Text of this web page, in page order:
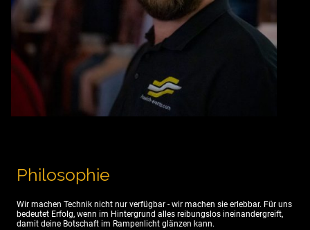
Philosophie
Wir machen Technik nicht nur verfügbar - wir machen sie erlebbar. Für uns
bedeutet Erfolg, wenn im Hintergrund alles reibungslos ineinandergreift,
damit deine Botschaft im Rampenlicht glänzen kann.